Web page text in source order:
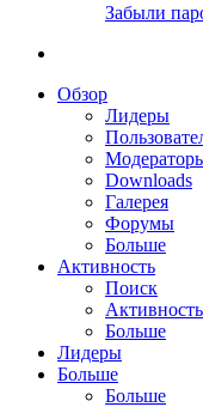
Забыли
Обзор
Лидеры
Downloads
Галерея
Форумы
Больше
Активность
Поиск
Активность
Больше
Лидеры
Больше
Больше